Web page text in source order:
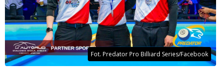
Fot. Predator Pro Billiard Series/Facebook